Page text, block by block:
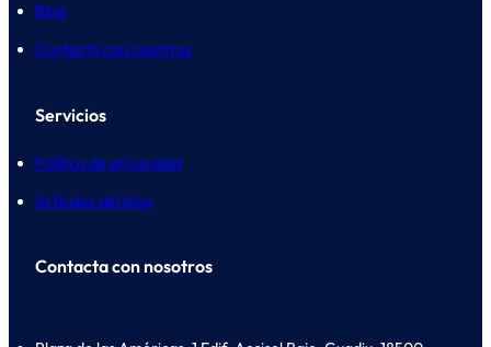
Blog
Contacta con nosotros
Servicios
Política de privacidad
Artículos del blog
Contacta con nosotros